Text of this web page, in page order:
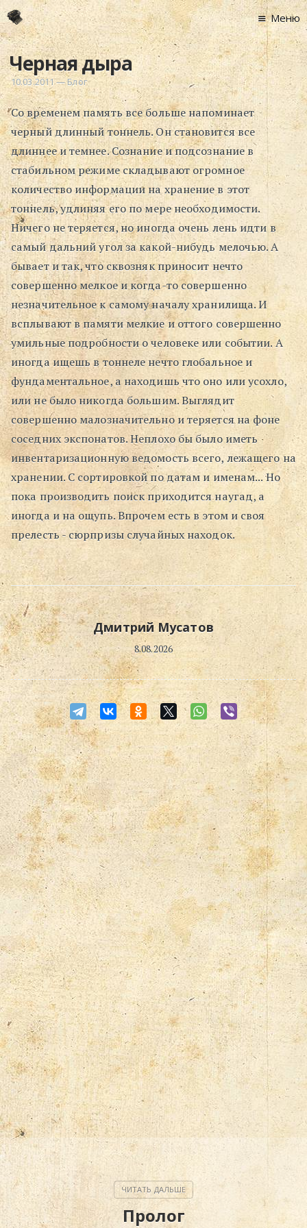
Главная
Новости
Графоманство
* Автотекст
*
* Хронограф
Арт-Рецензии
* Слушать
* Смотреть
* Читать
* По жизни
Блог
⋅
Поиск
Меню
Черная дыра
10.03.2011—Блог
Со временем память все больше напоминает
черный длинный тоннель. Он становится все
длиннее и темнее. Сознание и подсознание в
стабильном режиме складывают огромное
количество информации на хранение в этот
тоннель, удлиняя его по мере необходимости.
Ничего не теряется, но иногда очень лень идти в
самый дальний угол за какой-нибудь мелочью. А
бывает и так, что сквозняк приносит нечто
совершенно мелкое и когда-то совершенно
незначительное к самому началу хранилища. И
всплывают в памяти мелкие и оттого совершенно
умильные подробности о человеке или событии. А
иногда ищешь в тоннеле нечто глобальное и
фундаментальное, а находишь что оно или усохло,
или не было никогда большим. Выглядит
совершенно малозначительно и теряется на фоне
соседних экспонатов. Неплохо бы было иметь
инвентаризационную ведомость всего, лежащего на
хранении. С сортировкой по датам и именам... Но
пока производить поиск приходится наугад, а
иногда и на ощупь. Впрочем есть в этом и своя
прелесть - сюрпризы случайных находок.
Дмитрий Мусатов
8.08.2026
Пролог